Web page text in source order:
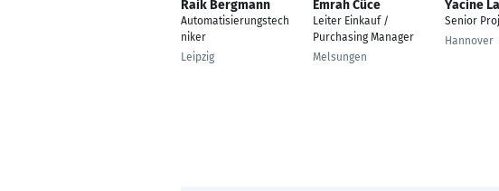
Raik Bergmann
Automatisierungstech
niker
Leipzig
Emrah Cüce
Leiter Einkauf /
Purchasing Manager
Melsungen
Yacine
Senior
Hannover